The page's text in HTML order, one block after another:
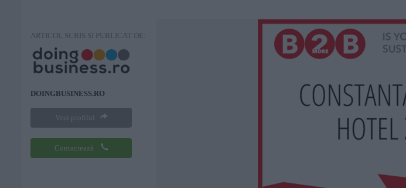
ARTICOL SCRIS SI PUBLICAT DE:
DOINGBUSINESS.RO
Vezi profilul
Contactează